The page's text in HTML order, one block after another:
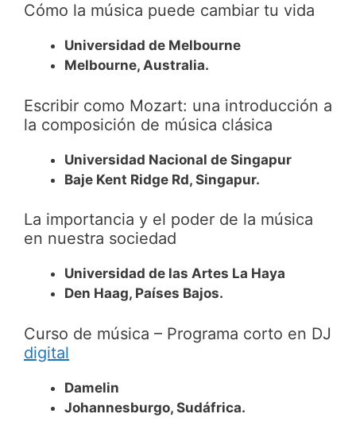
Cómo la música puede cambiar tu vida
Universidad de Melbourne
Melbourne, Australia.
Escribir como Mozart: una introducción a
la composición de música clásica
Universidad Nacional de Singapur
Baje Kent Ridge Rd, Singapur.
La importancia y el poder de la música
en nuestra sociedad
Universidad de las Artes La Haya
Den Haag, Países Bajos.
Curso de música – Programa corto en DJ
digital
Damelin
Johannesburgo, Sudáfrica.